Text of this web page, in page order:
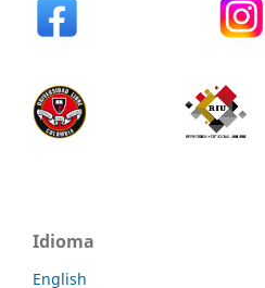
Idioma
English